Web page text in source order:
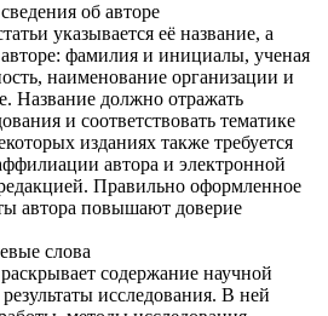
об авторе
указывается её название, а
фамилия и инициалы, ученая
наименование организации и
Название должно отражать
и соответствовать тематике
изданиях также требуется
автора и электронной
Правильно оформленное
автора повышают доверие
слова
содержание научной
исследования. В ней